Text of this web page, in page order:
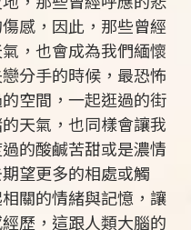
感，因此，那些曾經
，也會成為我們緬懷
分手的時候，最恐怖
空間，一起逛過的街
天氣，也同樣會讓我
的酸鹹苦甜或是濃情
望更多的相處或觸
關的情緒與記憶，讓
歷，這跟人類大腦的